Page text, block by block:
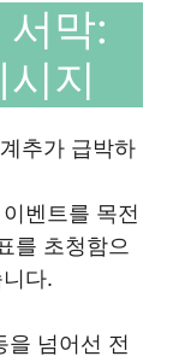
막:
지
추가 급박하
벤트를 목전
를 초청함으
다.
을 넘어선 전